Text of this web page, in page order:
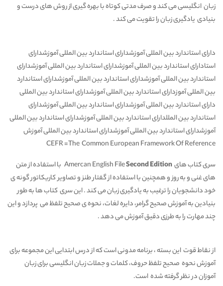
زبان انگلیسی می کند و صرف مدتی کوتاه با بهره گیری از روش های درست و
بنیادی یادگیری زبان را تقویت می کند .
دارای استاندارد بین المللی آموزشدارای استاندارد بین المللی آموزشدارای
استادارای استاندارد بین المللی آموزشدارای استاندارد بین المللی آموزشدارای
استاندارد بین المللی آموزشدارای استاندارد بین المللی آموزشدارای استاندارد
بین المللی آموزدارای استاندارد بین المللی آموزشدارای استاندارد بین المللی
دارای استاندارد بین المللی آموزشدارای استاندارد بین المللی آموزشدارای
استاندارد بین المللدارای استاندارد بین المللی آموزشدارای استاندارد بین المللی
آموزشدارای استاندارد بین المللی آموزشدارای استاندارد بین المللی آموزش
CEFR =The Common European Framework Of Reference
سری کتاب های Amercan English FileSecond Edition
با استفاده از متن
های غنی و به روز و همچنین با استفاده از گفتار طنز و تصاویر کاریکاتور گونه ی
خود دانشجویان را ترغیب به یادگیری زبان می کند . این سری کتاب ها به طور
بنیادین به آموزش صحیح گرامر، دایره لغات، نحوه ی صحیح تلفظ می پردازد و این
چند مهارت را به طرزی دقیق آموزش می دهد .
از نقاط قوت این بسته ، برنامه مدونی است که از درس ابتدایی این مجموعه برای
آموزش نحوه صحیح تلفظ حروف، کلمات و جملات زبان انگلیسی برای زبان
آموزان در نظر گرفته شده است.